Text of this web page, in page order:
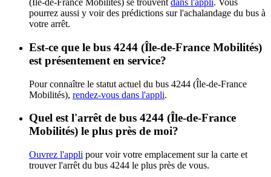
(Île-de-France Mobilités) se trouvent dans l'appli. Vous
pourrez aussi y voir des prédictions sur l'achalandage du bus à
votre arrêt.
Est-ce que le bus 4244 (Île-de-France Mobilités)
est présentement en service?
Pour connaître le statut actuel du bus 4244 (Île-de-France
Mobilités), rendez-vous dans l'appli.
Quel est l'arrêt de bus 4244 (Île-de-France
Mobilités) le plus près de moi?
Ouvrez l'appli pour voir votre emplacement sur la carte et
trouver l'arrêt du bus 4244 le plus près de vous.